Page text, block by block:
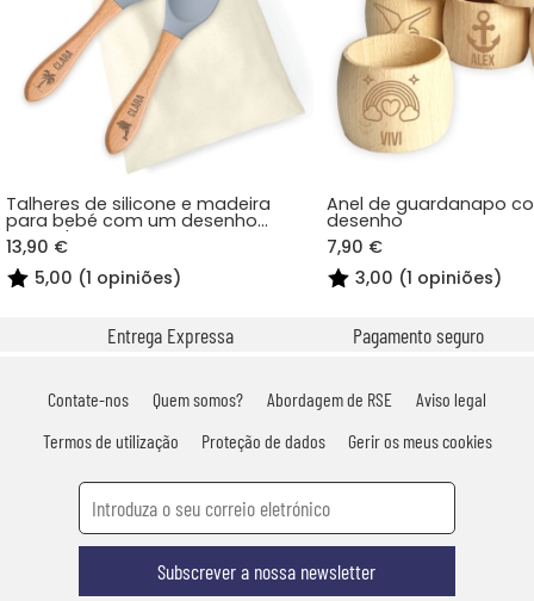
Talheres de silicone e madeira
para bebé com um desenho
gravado
13,90 €
5,00 (1 opiniões)
Anel de guardanapo
desenho
7,90 €
3,00 (1 opiniões)
Entrega Expressa Pagamento seguro
Contate-nos Quem somos? Abordagem de RSE
Aviso legal
Termos de utilização
Proteção de dados Gerir os meus cookies
Subscrever a nossa newsletter